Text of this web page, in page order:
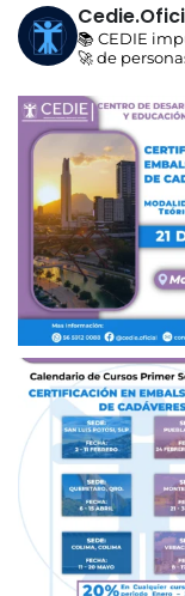
📚 CEDIE
🚀 de